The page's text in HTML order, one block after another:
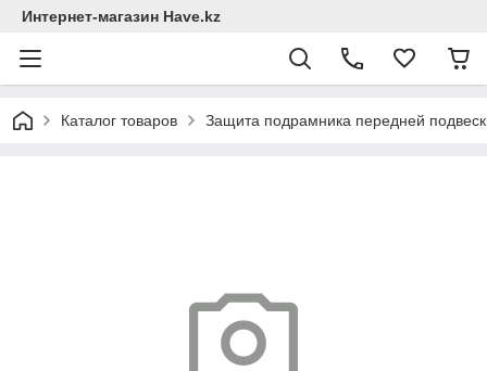
Интернет-магазин Have.kz
Каталог товаров Защита подрамника передней